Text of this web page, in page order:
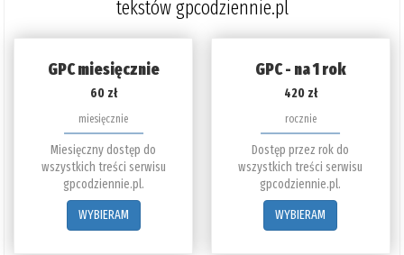
tekstów gpcodziennie.pl
GPC miesięcznie
60 zł
miesięcznie
Miesięczny dostęp do
wszystkich treści serwisu
gpcodziennie.pl.
WYBIERAM
GPC - na 1 rok
420 zł
rocznie
Dostęp przez rok do
wszystkich treści serwisu
gpcodziennie.pl.
WYBIERAM